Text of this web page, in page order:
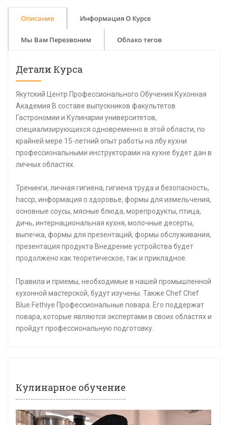
Описание Информация О Курсе
Мы Вам Перезвоним Облако тегов
Детали Курса
Якутский Центр Профессионального Обучения Кухонная
Академия В составе выпускников факультетов
Гастрономии и Кулинарии университетов,
специализирующихся одновременно в этой области, по
крайней мере 15-летний опыт работы на лбу кухни
профессиональными инструкторами на кухне будет дан в
личных областях.
Тренинги, личная гигиена, гигиена труда и безопасность,
haccp, информация о здоровье, формы для измельчения,
основные соусы, мясные блюда, морепродукты, птица,
дичь, интернациональная кухня, молочные десерты,
выпечка, формы для презентаций, формы обслуживания,
презентация продукта Внедрение устройства будет
продолжено как теоретическое, так и прикладное.
Правила и приемы, необходимые в нашей промышленной
кухонной мастерской, будут изучены. Также Chef Chef
Blue Fethiye Профессиональные повара. Его поддержат
повара, которые являются экспертами в своих областях и
пройдут профессиональную подготовку.
Кулинарное обучение